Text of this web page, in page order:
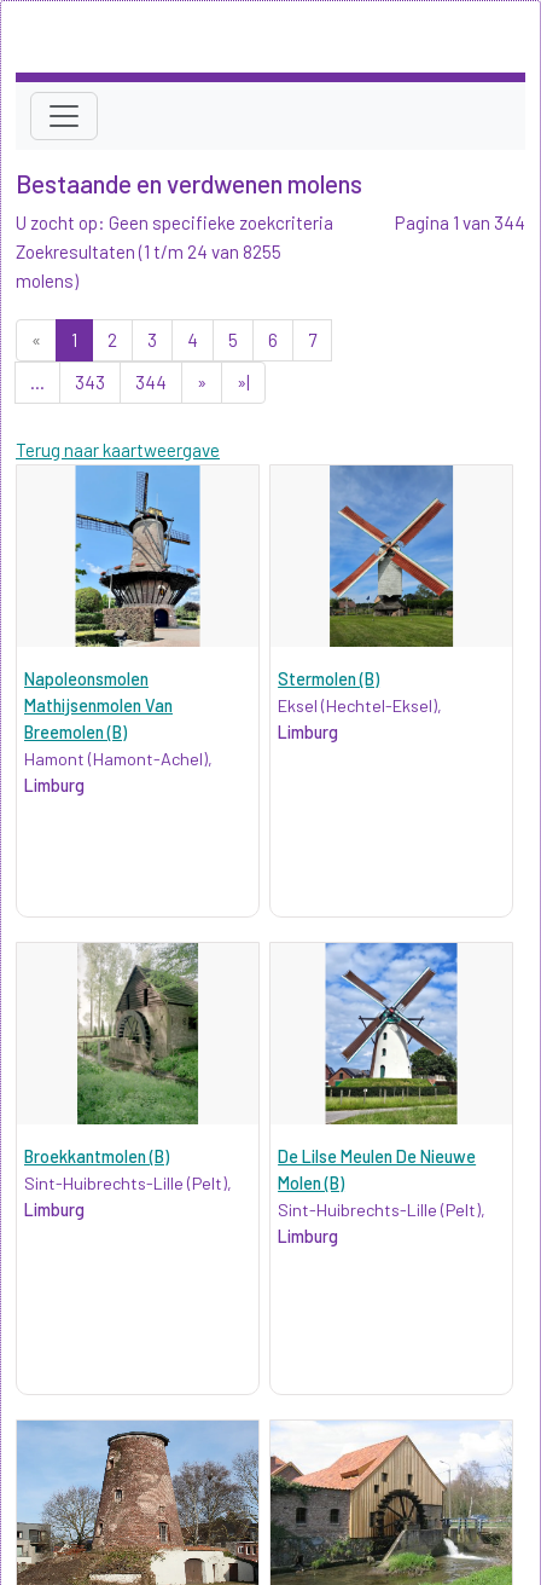
Bestaande en verdwenen molens
U zocht op: Geen specifieke zoekcriteria
Zoekresultaten (1 t/m 24 van 8255
molens)
« 1 2 3 4 5 6
7
...
343 344 » »|
Terug naar kaartweergave
Pagina 1 van 344
Napoleonsmolen
Mathijsenmolen Van
Breemolen (B)
Hamont (Hamont-Achel),
Limburg
Stermolen (B)
Eksel (Hechtel-Eksel),
Limburg
Broekkantmolen (B)
Sint-Huibrechts-Lille (Pelt),
Limburg
De Lilse Meulen De Nieuwe
Molen (B)
Sint-Huibrechts-Lille (Pelt),
Limburg